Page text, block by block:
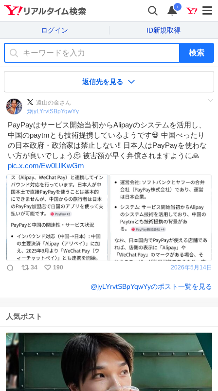
i
ログイン ID新規取得
検索
返信先を見る
遠山の金さん
@jyLYrvtSBpYqwYy
PayPayはサービス開始当初からAlipayのシステムを活用し、
中国のpaytmとも技術提携しているようです💀 中国べったり
の日本政府・政治家は禁止しない‼️ 日本人はPayPayを使わな
い方が良いでしょう🫠 被害額が早く弁償されますように🙏
pic.x.com/Ew0LllKwGm
34 190 2026年5月14日
@jyLYrvtSBpYqwYyのポスト一覧を見る
人気ポスト